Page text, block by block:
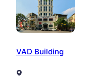
VAD Building